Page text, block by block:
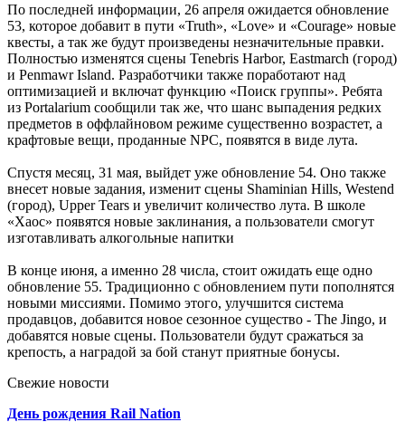
По последней информации, 26 апреля ожидается обновление
53, которое добавит в пути «Truth», «Love» и «Courage» новые
квесты, а так же будут произведены незначительные правки.
Полностью изменятся сцены Tenebris Harbor, Eastmarch (город)
и Penmawr Island. Разработчики также поработают над
оптимизацией и включат функцию «Поиск группы». Ребята
из Portalarium сообщили так же, что шанс выпадения редких
предметов в оффлайновом режиме существенно возрастет, а
крафтовые вещи, проданные NPC, появятся в виде лута.
Спустя месяц, 31 мая, выйдет уже обновление 54. Оно также
внесет новые задания, изменит сцены Shaminian Hills, Westend
(город), Upper Tears и увеличит количество лута. В школе
«Хаос» появятся новые заклинания, а пользователи смогут
изготавливать алкогольные напитки
В конце июня, а именно 28 числа, стоит ожидать еще одно
обновление 55. Традиционно с обновлением пути пополнятся
новыми миссиями. Помимо этого, улучшится система
продавцов, добавится новое сезонное существо - The Jingo, и
добавятся новые сцены. Пользователи будут сражаться за
крепость, а наградой за бой станут приятные бонусы.
Свежие новости
День рождения Rail Nation